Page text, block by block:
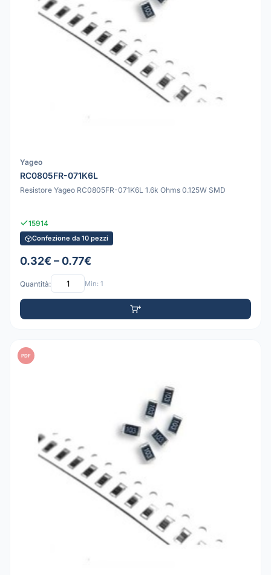
Yageo
RC0805FR-071K6L
Resistore Yageo RC0805FR-071K6L 1.6k Ohms 0.125W SMD
15914
Confezione da 10 pezzi
0.32€ – 0.77€
Quantità: Min: 1
PDF